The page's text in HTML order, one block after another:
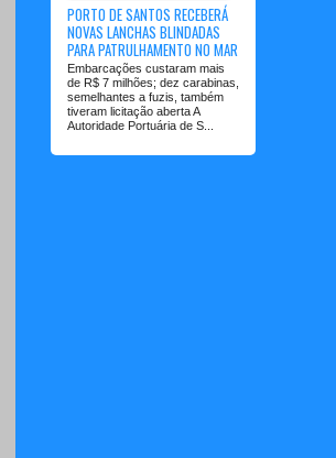
PORTO DE SANTOS RECEBERÁ
NOVAS LANCHAS BLINDADAS
PARA PATRULHAMENTO NO MAR
Embarcações custaram mais
de R$ 7 milhões; dez carabinas,
semelhantes a fuzis, também
tiveram licitação aberta A
Autoridade Portuária de S...